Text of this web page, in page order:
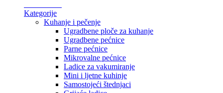
Kategorije
Kuhanje i pečenje
Ugradbene ploče za kuhanje
Ugradbene pećnice
Parne pećnice
Mikrovalne pećnice
Ladice za vakumiranje
Mini i ljetne kuhinje
Samostojeći štednjaci